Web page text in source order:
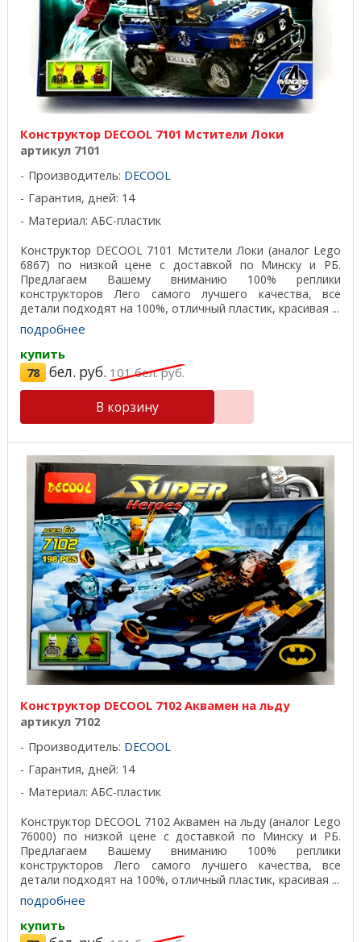
Конструктор DECOOL 7101 Мстители Локи
артикул 7101
Производитель: DECOOL
Гарантия, дней: 14
Материал: АБС-пластик
Конструктор DECOOL 7101 Мстители Локи (аналог Lego
6867) по низкой цене с доставкой по Минску и РБ.
Предлагаем Вашему вниманию 100% реплики
конструкторов Лего самого лучшего качества, все
детали подходят на 100%, отличный пластик, красивая ...
подробнее
купить
78 бел. руб. 101бел. руб.
В корзину
Конструктор DECOOL 7102 Аквамен на льду
артикул 7102
Производитель: DECOOL
Гарантия, дней: 14
Материал: АБС-пластик
Конструктор DECOOL 7102 Аквамен на льду (аналог Lego
76000) по низкой цене с доставкой по Минску и РБ.
Предлагаем Вашему вниманию 100% реплики
конструкторов Лего самого лучшего качества, все
детали подходят на 100%, отличный пластик, красивая ...
подробнее
купить